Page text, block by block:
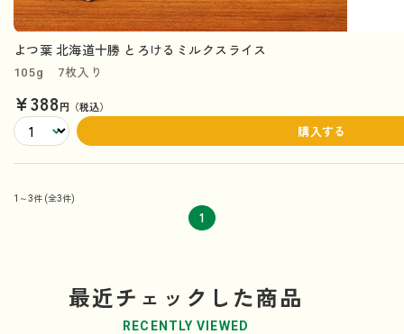
よつ葉 北海道十勝 とろけるミルクスライス
105g 7枚入り
¥388円（税込）
購入する
1～3件 (全3件)
1
最近チェックした商品
RECENTLY VIEWED